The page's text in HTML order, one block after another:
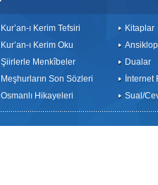
Kur’an-ı Kerim Tefsiri
Kur’an-ı Kerim Oku
Şiirlerle Menkîbeler
Meşhurların Son Sözleri
Osmanlı Hikayeleri
Kitaplar
Dualar
İnternet
Sual/